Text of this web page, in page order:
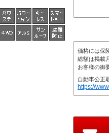
価格には保
総額は掲載
お客様の御
自動車公正
https://